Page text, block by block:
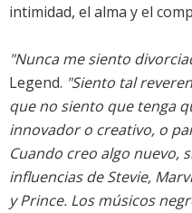
intimidad, el alma y el
"Nunca me siento
Legend. "Siento tal
que no siento que tenga
innovador o creativo, o
Cuando creo algo nuevo,
influencias de Stevie,
y Prince. Los músicos